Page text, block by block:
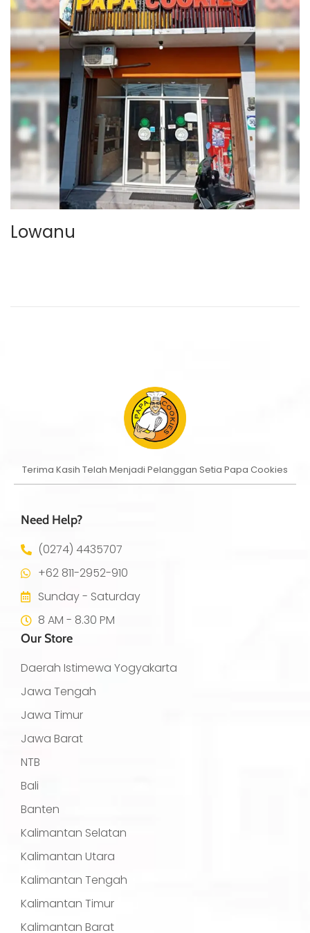
Lowanu
Need Help?
(0274) 4435707
+62 811-2952-910
Sunday - Saturday
8 AM - 8.30 PM
Terima Kasih Telah Menjadi Pelanggan Setia Papa Cookies
Our Store
Daerah Istimewa Yogyakarta
Jawa Tengah
Jawa Timur
Jawa Barat
NTB
Bali
Banten
Kalimantan Selatan
Kalimantan Utara
Kalimantan Tengah
Kalimantan Timur
Kalimantan Barat